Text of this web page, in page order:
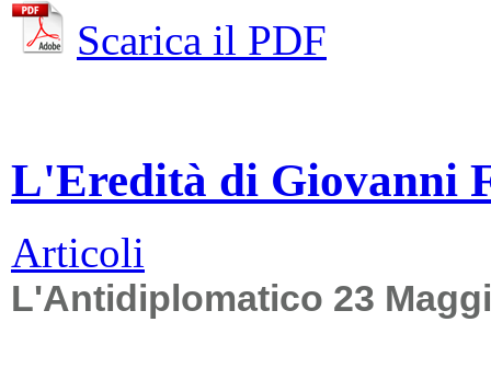
Scarica il PDF
L'Eredità di Giovanni
Articoli
L'Antidiplomatico 23